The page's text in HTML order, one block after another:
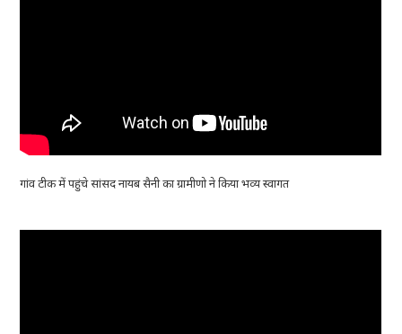
गांव टीक में पहुंचे सांसद नायब सैनी का ग्रामीणो ने किया भव्य स्वागत